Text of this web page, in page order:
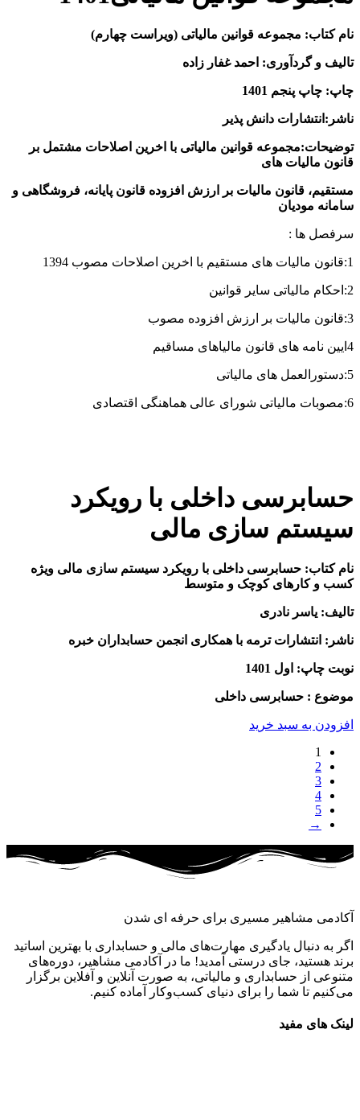
نام کتاب: مجموعه قوانین مالیاتی (ویراست چهارم)
تالیف و گردآوری: احمد غفار زاده
چاپ: چاپ پنجم 1401
ناشر:انتشارات دانش پذیر
توضیحات:مجموعه قوانین مالیاتی با اخرین اصلاحات مشتمل بر
قانون مالیات های
مستقیم، قانون مالیات بر ارزش افزوده قانون پایانه، فروشگاهی و
سامانه مودیان
سرفصل ها :
1:قانون مالیات های مستقیم با اخرین اصلاحات مصوب 1394
2:احکام مالیاتی سایر قوانین
3:قانون مالیات بر ارزش افزوده مصوب
4ایین نامه های قانون مالیاهای مساقیم
5:دستورالعمل های مالیاتی
6:مصوبات مالیاتی شورای عالی هماهنگی اقتصادی
حسابرسی داخلی با رویکرد
سیستم سازی مالی
نام کتاب: حسابرسی داخلی با رویکرد سیستم سازی مالی ویژه
کسب و کارهای کوچک و متوسط
تالیف: یاسر نادری
ناشر: انتشارات ترمه با همکاری انجمن حسابداران خبره
نوبت چاپ: اول 1401
موضوع : حسابرسی داخلی
افزودن به سبد خرید
1
2
3
4
5
→
آکادمی مشاهیر مسیری برای حرفه ای شدن
اگر به دنبال یادگیری مهارت‌های مالی و حسابداری با بهترین اساتید
برند هستید، جای درستی آمدید! ما در آکادمی مشاهیر، دوره‌های
متنوعی از حسابداری و مالیاتی، به صورت آنلاین و آفلاین برگزار
می‌کنیم تا شما را برای دنیای کسب‌وکار آماده کنیم.
لینک های مفید